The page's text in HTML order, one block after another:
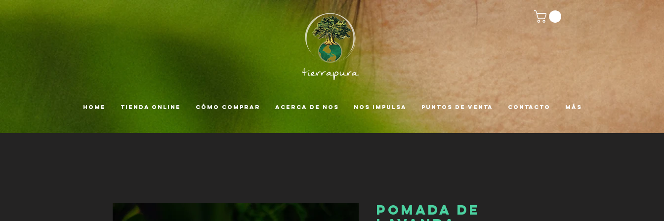
Home Tienda online Cómo comprar Acerca de nos Nos impulsa Puntos de venta Contacto más
Pomada de